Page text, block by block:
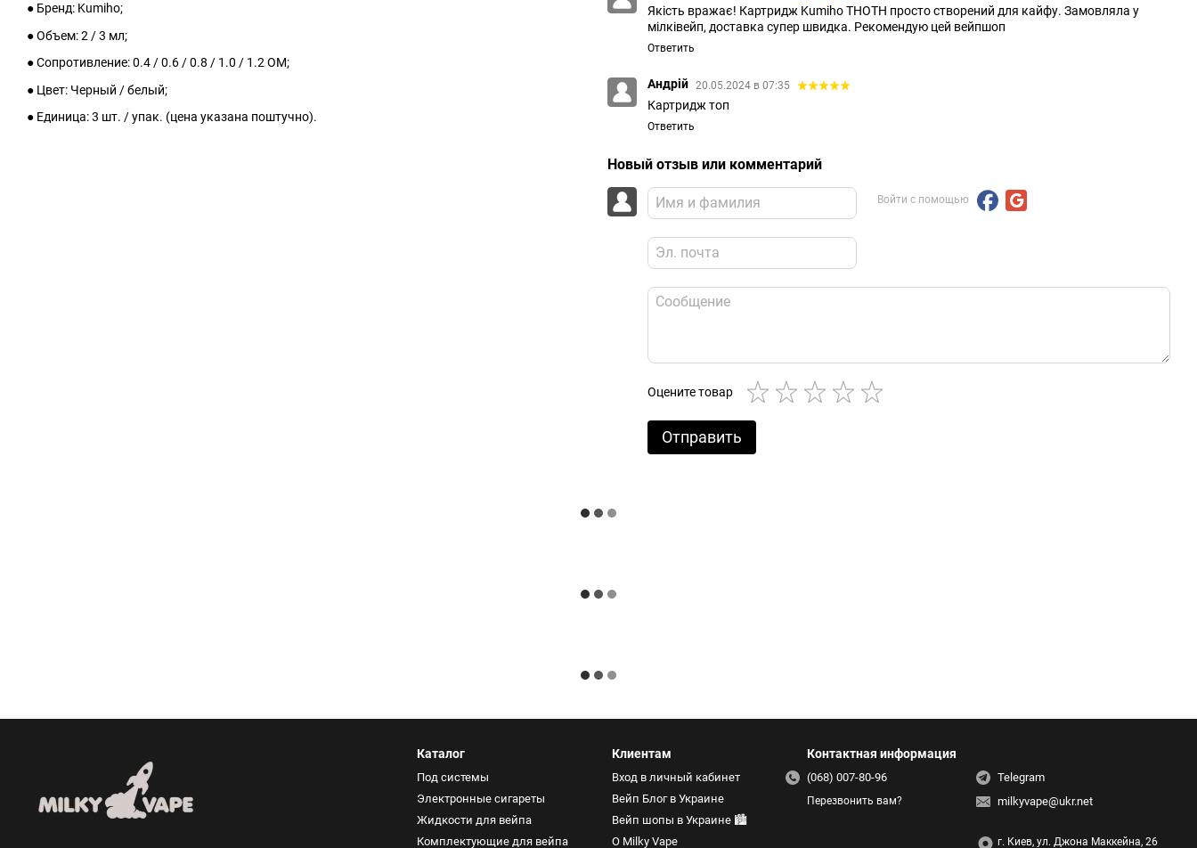
● Бренд: Kumiho;
● Объем: 2 / 3 мл;
● Сопротивление: 0.4 / 0.6 / 0.8 / 1.0 / 1.2 ОМ;
● Цвет: Черный / белый;
● Единица: 3 шт. / упак. (цена указана поштучно).
Якість вражає! Картридж Kumiho THOTH просто створений для кайфу. Замовляла у
мілківейп, доставка супер швидка. Рекомендую цей вейпшоп
Ответить
Андрій 20.05.2024 в 07:35
Картридж топ
Ответить
Новый отзыв или комментарий
Войти с помощью
Оцените товар
Отправить
Каталог
Под системы
Электронные сигареты
Жидкости для вейпа
Комплектующие для вейпа
Клиентам
Вход в личный кабинет
Вейп Блог в Украине
Вейп шопы в Украине 🏙️
О Milky Vape
Контактная информация
(068) 007-80-96
Перезвонить вам?
Telegram
milkyvape@ukr.net
г. Киев, ул. Джона Маккейна, 26